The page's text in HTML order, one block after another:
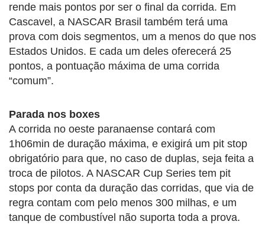
rende mais pontos por ser o final da corrida. Em
Cascavel, a NASCAR Brasil também terá uma
prova com dois segmentos, um a menos do que nos
Estados Unidos. E cada um deles oferecerá 25
pontos, a pontuação máxima de uma corrida
“comum”.
Parada nos boxes
A corrida no oeste paranaense contará com
1h06min de duração máxima, e exigirá um pit stop
obrigatório para que, no caso de duplas, seja feita a
troca de pilotos. A NASCAR Cup Series tem pit
stops por conta da duração das corridas, que via de
regra contam com pelo menos 300 milhas, e um
tanque de combustível não suporta toda a prova.